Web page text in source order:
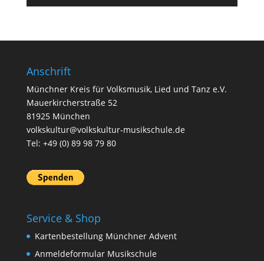
Anschrift
Münchner Kreis für Volksmusik, Lied und Tanz e.V.
Mauerkircherstraße 52
81925 München
volkskultur@volkskultur-musikschule.de
Tel: +49 (0) 89 98 79 80
Service & Shop
Kartenbestellung Münchner Advent
Anmeldeformular Musikschule